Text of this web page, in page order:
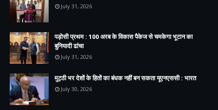
July 31, 2026
पड़ोसी प्रथम : 100 अरब के विकास पैकेज से चमकेगा भूटान का
बुनियादी ढांचा
July 31, 2026
मुट्ठी भर देशों के हितों का बंधक नहीं बन सकता यूएनएससी : भारत
July 30, 2026